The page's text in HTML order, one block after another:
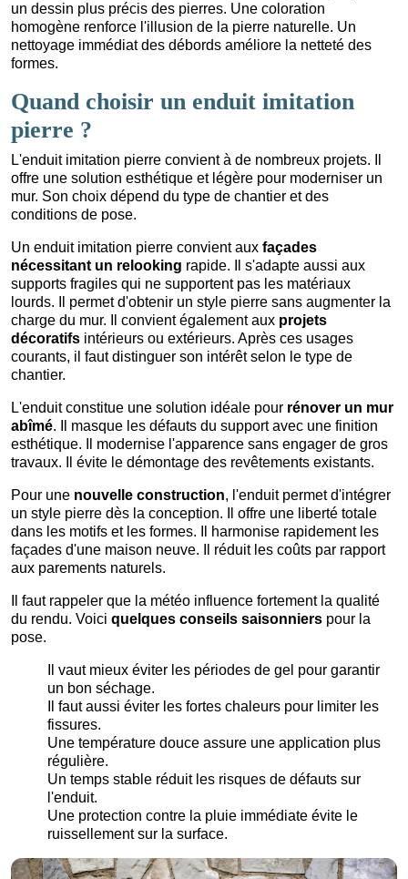
un dessin plus précis des pierres. Une coloration
homogène renforce l'illusion de la pierre naturelle. Un
nettoyage immédiat des débords améliore la netteté des
formes.
Quand choisir un enduit imitation
pierre ?
L'enduit imitation pierre convient à de nombreux projets. Il
offre une solution esthétique et légère pour moderniser un
mur. Son choix dépend du type de chantier et des
conditions de pose.
Un enduit imitation pierre convient aux façades
nécessitant un relooking rapide. Il s'adapte aussi aux
supports fragiles qui ne supportent pas les matériaux
lourds. Il permet d'obtenir un style pierre sans augmenter la
charge du mur. Il convient également aux projets
décoratifs intérieurs ou extérieurs. Après ces usages
courants, il faut distinguer son intérêt selon le type de
chantier.
L'enduit constitue une solution idéale pour rénover un mur
abîmé. Il masque les défauts du support avec une finition
esthétique. Il modernise l'apparence sans engager de gros
travaux. Il évite le démontage des revêtements existants.
Pour une nouvelle construction, l'enduit permet d'intégrer
un style pierre dès la conception. Il offre une liberté totale
dans les motifs et les formes. Il harmonise rapidement les
façades d'une maison neuve. Il réduit les coûts par rapport
aux parements naturels.
Il faut rappeler que la météo influence fortement la qualité
du rendu. Voici quelques conseils saisonniers pour la
pose.
Il vaut mieux éviter les périodes de gel pour garantir
un bon séchage.
Il faut aussi éviter les fortes chaleurs pour limiter les
fissures.
Une température douce assure une application plus
régulière.
Un temps stable réduit les risques de défauts sur
l'enduit.
Une protection contre la pluie immédiate évite le
ruissellement sur la surface.